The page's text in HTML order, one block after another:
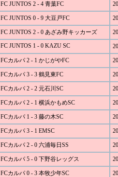
FC JUNTOS 2 - 4 青葉FC
FC JUNTOS 0 - 9 大豆戸FC
FC JUNTOS 2 - 0 あざみ野キッカーズ
FC JUNTOS 1 - 0 KAZU SC
FCカルパ 2 - 1 かじがやFC
FCカルパ 3 - 3 鶴見東FC
FCカルパ 2 - 2 元石川SC
FCカルパ 2 - 1 横浜かもめSC
FCカルパ 1 - 3 藤の木SC
FCカルパ 3 - 1 EMSC
FCカルパ 2 - 0 六浦毎日SS
FCカルパ 5 - 0 下野谷レッグス
FCカルパ 0 - 3 本牧少年SC